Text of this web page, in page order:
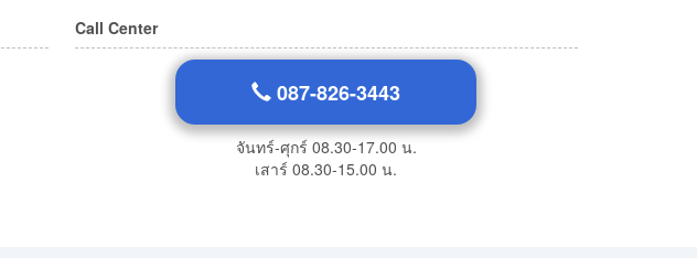
Call Center
087-826-3443
จันทร์-ศุกร์ 08.30-17.00 น.
เสาร์ 08.30-15.00 น.